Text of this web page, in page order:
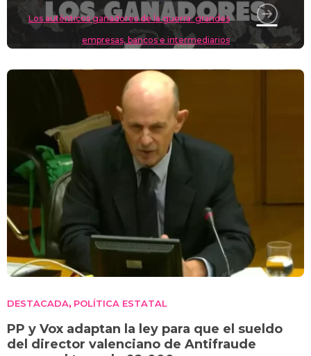
Los auténticos ganadores de la guerra: grandes
empresas, bancos e intermediarios
DESTACADA, POLÍTICA ESTATAL
PP y Vox adaptan la ley para que el sueldo
del director valenciano de Antifraude